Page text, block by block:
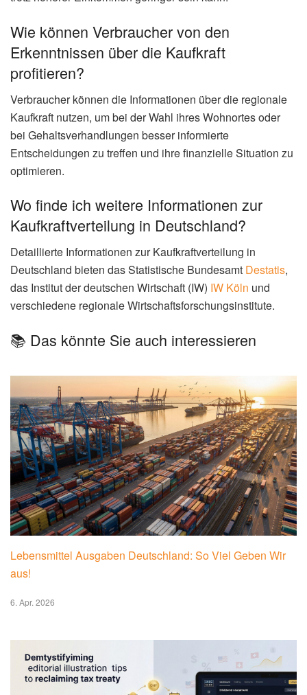
Wie können Verbraucher von den
Erkenntnissen über die Kaufkraft
profitieren?
Verbraucher können die Informationen über die regionale
Kaufkraft nutzen, um bei der Wahl ihres Wohnortes oder
bei Gehaltsverhandlungen besser informierte
Entscheidungen zu treffen und ihre finanzielle Situation zu
optimieren.
Wo finde ich weitere Informationen zur
Kaufkraftverteilung in Deutschland?
Detaillierte Informationen zur Kaufkraftverteilung in
Deutschland bieten das Statistische Bundesamt Destatis,
das Institut der deutschen Wirtschaft (IW) IW Köln und
verschiedene regionale Wirtschaftsforschungsinstitute.
📚 Das könnte Sie auch interessieren
Lebensmittel Ausgaben Deutschland: So Viel Geben Wir
aus!
6. Apr. 2026